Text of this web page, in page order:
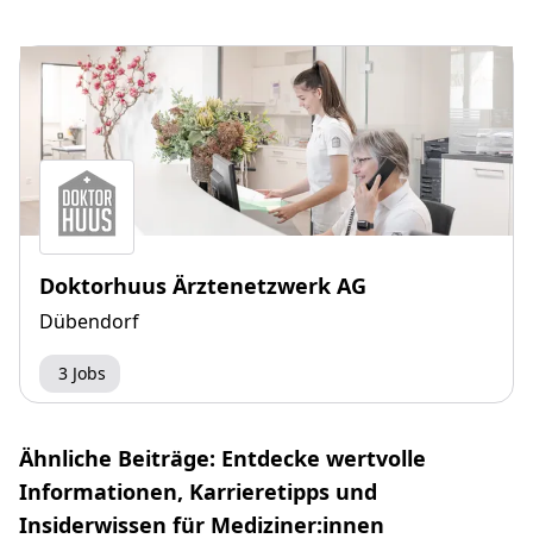
Doktorhuus Ärztenetzwerk AG
Dübendorf
3 Jobs
Ähnliche Beiträge: Entdecke wertvolle
Informationen, Karrieretipps und
Insiderwissen für Mediziner:innen